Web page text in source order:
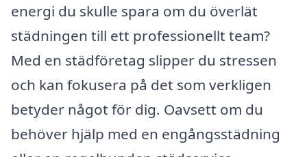
energi du skulle spara om du överlät
städningen till ett professionellt team?
Med en städföretag slipper du stressen
och kan fokusera på det som verkligen
betyder något för dig. Oavsett om du
behöver hjälp med en engångsstädning